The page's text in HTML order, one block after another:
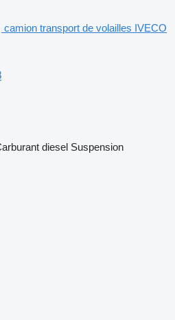
camion transport de volailles IVECO
diesel Suspension